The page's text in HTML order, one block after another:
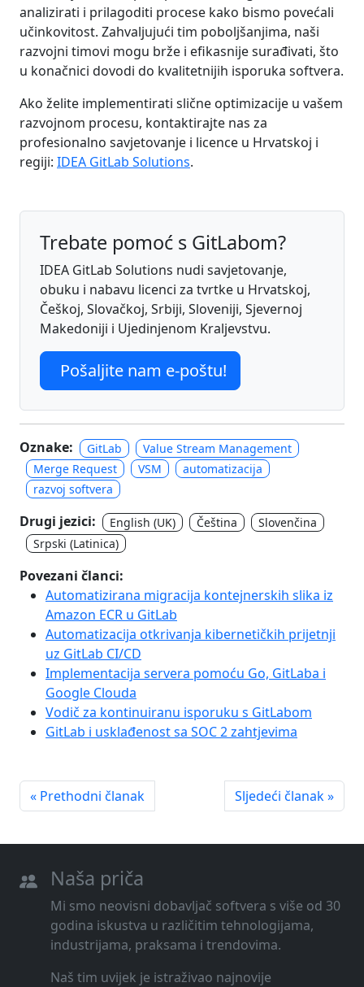
analizirati i prilagoditi procese kako bismo povećali
učinkovitost. Zahvaljujući tim poboljšanjima, naši
razvojni timovi mogu brže i efikasnije surađivati, što
u konačnici dovodi do kvalitetnijih isporuka softvera.
Ako želite implementirati slične optimizacije u vašem
razvojnom procesu, kontaktirajte nas za
profesionalno savjetovanje i licence u Hrvatskoj i
regiji: IDEA GitLab Solutions.
Trebate pomoć s GitLabom?
IDEA GitLab Solutions nudi savjetovanje,
obuku i nabavu licenci za tvrtke u Hrvatskoj,
Češkoj, Slovačkoj, Srbiji, Sloveniji, Sjevernoj
Makedoniji i Ujedinjenom Kraljevstvu.
Pošaljite nam e-poštu!
Oznake: GitLab
Value Stream Management
Merge Request
VSM
automatizacija
razvoj softvera
Drugi jezici: English (UK) Čeština
Slovenčina
Srpski (Latinica)
Povezani članci:
Automatizirana migracija kontejnerskih slika iz
Amazon ECR u GitLab
Automatizacija otkrivanja kibernetičkih prijetnji
uz GitLab CI/CD
Implementacija servera pomoću Go, GitLaba i
Google Clouda
Vodič za kontinuiranu isporuku s GitLabom
GitLab i usklađenost sa SOC 2 zahtjevima
« Prethodni članak Sljedeći članak »
Naša priča
Mi smo neovisni dobavljač softvera s više od 30
godina iskustva u različitim tehnologijama,
industrijama, praksama i trendovima.
Naš tim uvijek je istraživao najnovije